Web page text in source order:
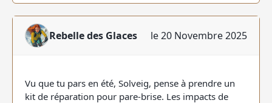
Rebelle des Glaces le 20 Novembre 2025
Vu que tu pars en été, Solveig, pense à prendre un
kit de réparation pour pare-brise. Les impacts de